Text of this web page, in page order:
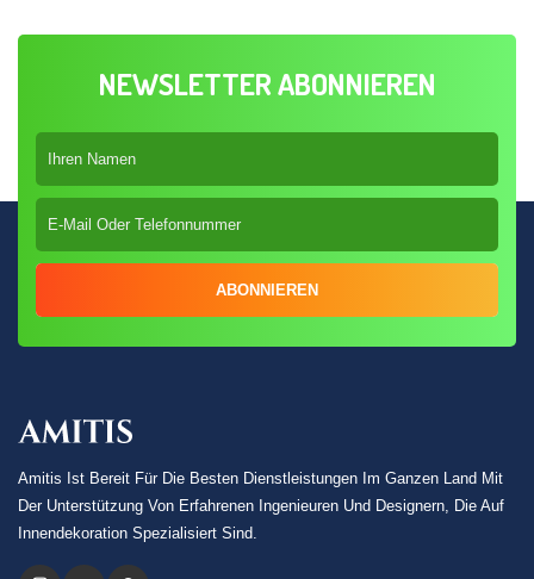
NEWSLETTER ABONNIEREN
ABONNIEREN
Amitis Ist Bereit Für Die Besten Dienstleistungen Im Ganzen Land Mit
Der Unterstützung Von Erfahrenen Ingenieuren Und Designern, Die Auf
Innendekoration Spezialisiert Sind.